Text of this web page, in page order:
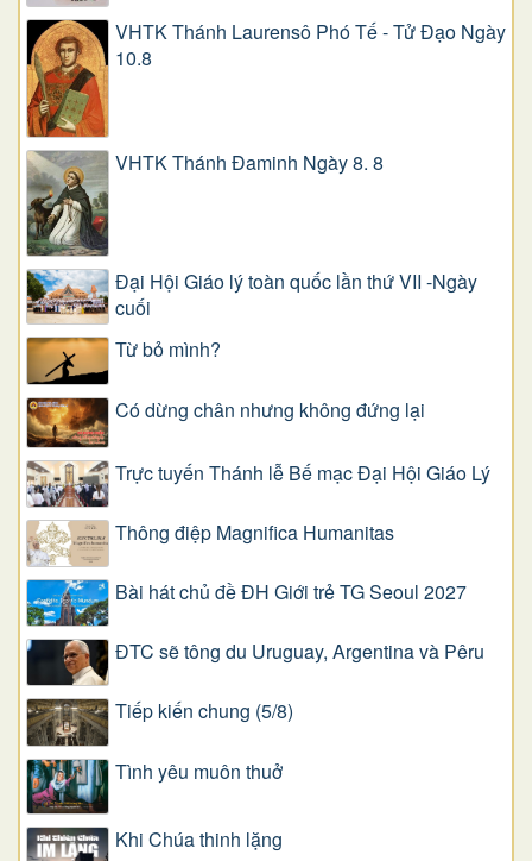
VHTK Thánh Laurensô Phó Tế - Tử Đạo Ngày
10.8
VHTK Thánh Đaminh Ngày 8. 8
Đại Hội Giáo lý toàn quốc lần thứ VII -Ngày
cuối
Từ bỏ mình?
Có dừng chân nhưng không đứng lại
Trực tuyến Thánh lễ Bế mạc Đại Hội Giáo Lý
Thông điệp Magnifica Humanitas
Bài hát chủ đề ĐH Giới trẻ TG Seoul 2027
ĐTC sẽ tông du Uruguay, Argentina và Pêru
Tiếp kiến chung (5/8)
Tình yêu muôn thuở
Khi Chúa thinh lặng